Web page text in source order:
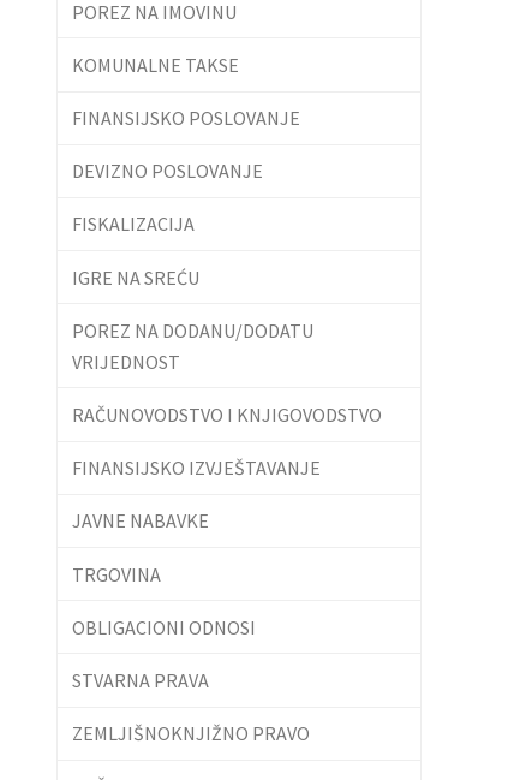
POREZ NA IMOVINU
KOMUNALNE TAKSE
FINANSIJSKO POSLOVANJE
DEVIZNO POSLOVANJE
FISKALIZACIJA
IGRE NA SREĆU
POREZ NA DODANU/DODATU
VRIJEDNOST
RAČUNOVODSTVO I KNJIGOVODSTVO
FINANSIJSKO IZVJEŠTAVANJE
JAVNE NABAVKE
TRGOVINA
OBLIGACIONI ODNOSI
STVARNA PRAVA
ZEMLJIŠNOKNJIŽNO PRAVO